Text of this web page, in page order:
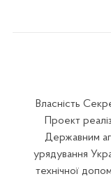
Власність
Проект
Державним
урядування
технічної